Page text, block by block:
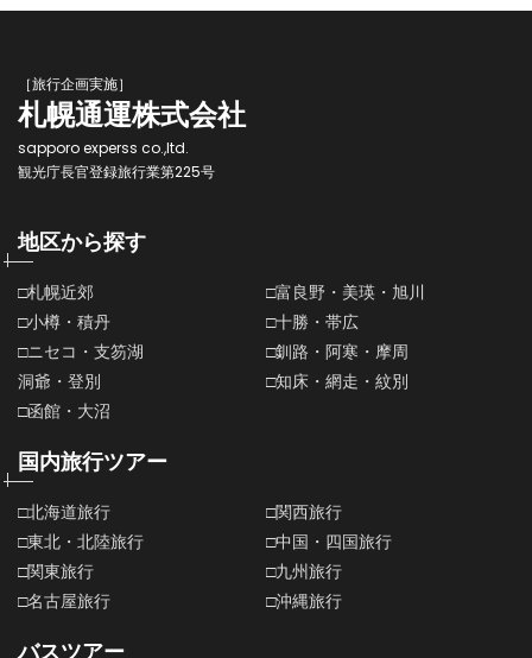
［旅行企画実施］
札幌通運株式会社
sapporo experss co.,ltd.
観光庁長官登録旅行業第225号
地区から探す
□札幌近郊
□小樽・積丹
□ニセコ・支笏湖
洞爺・登別
□函館・大沼
□富良野・美瑛・旭川
□十勝・帯広
□釧路・阿寒・摩周
□知床・網走・紋別
国内旅行ツアー
□北海道旅行
□東北・北陸旅行
□関東旅行
□名古屋旅行
□関西旅行
□中国・四国旅行
□九州旅行
□沖縄旅行
バスツアー